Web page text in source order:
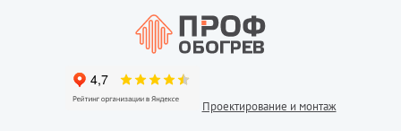
Проектирование и монтаж